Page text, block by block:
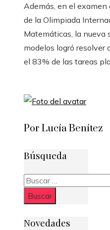
Además, en el examen
de la Olimpiada
Matemáticas, la nueva
modelos logró resolver
el 83% de las tareas
Por Lucía Benítez
Búsqueda
Buscar:
Novedades